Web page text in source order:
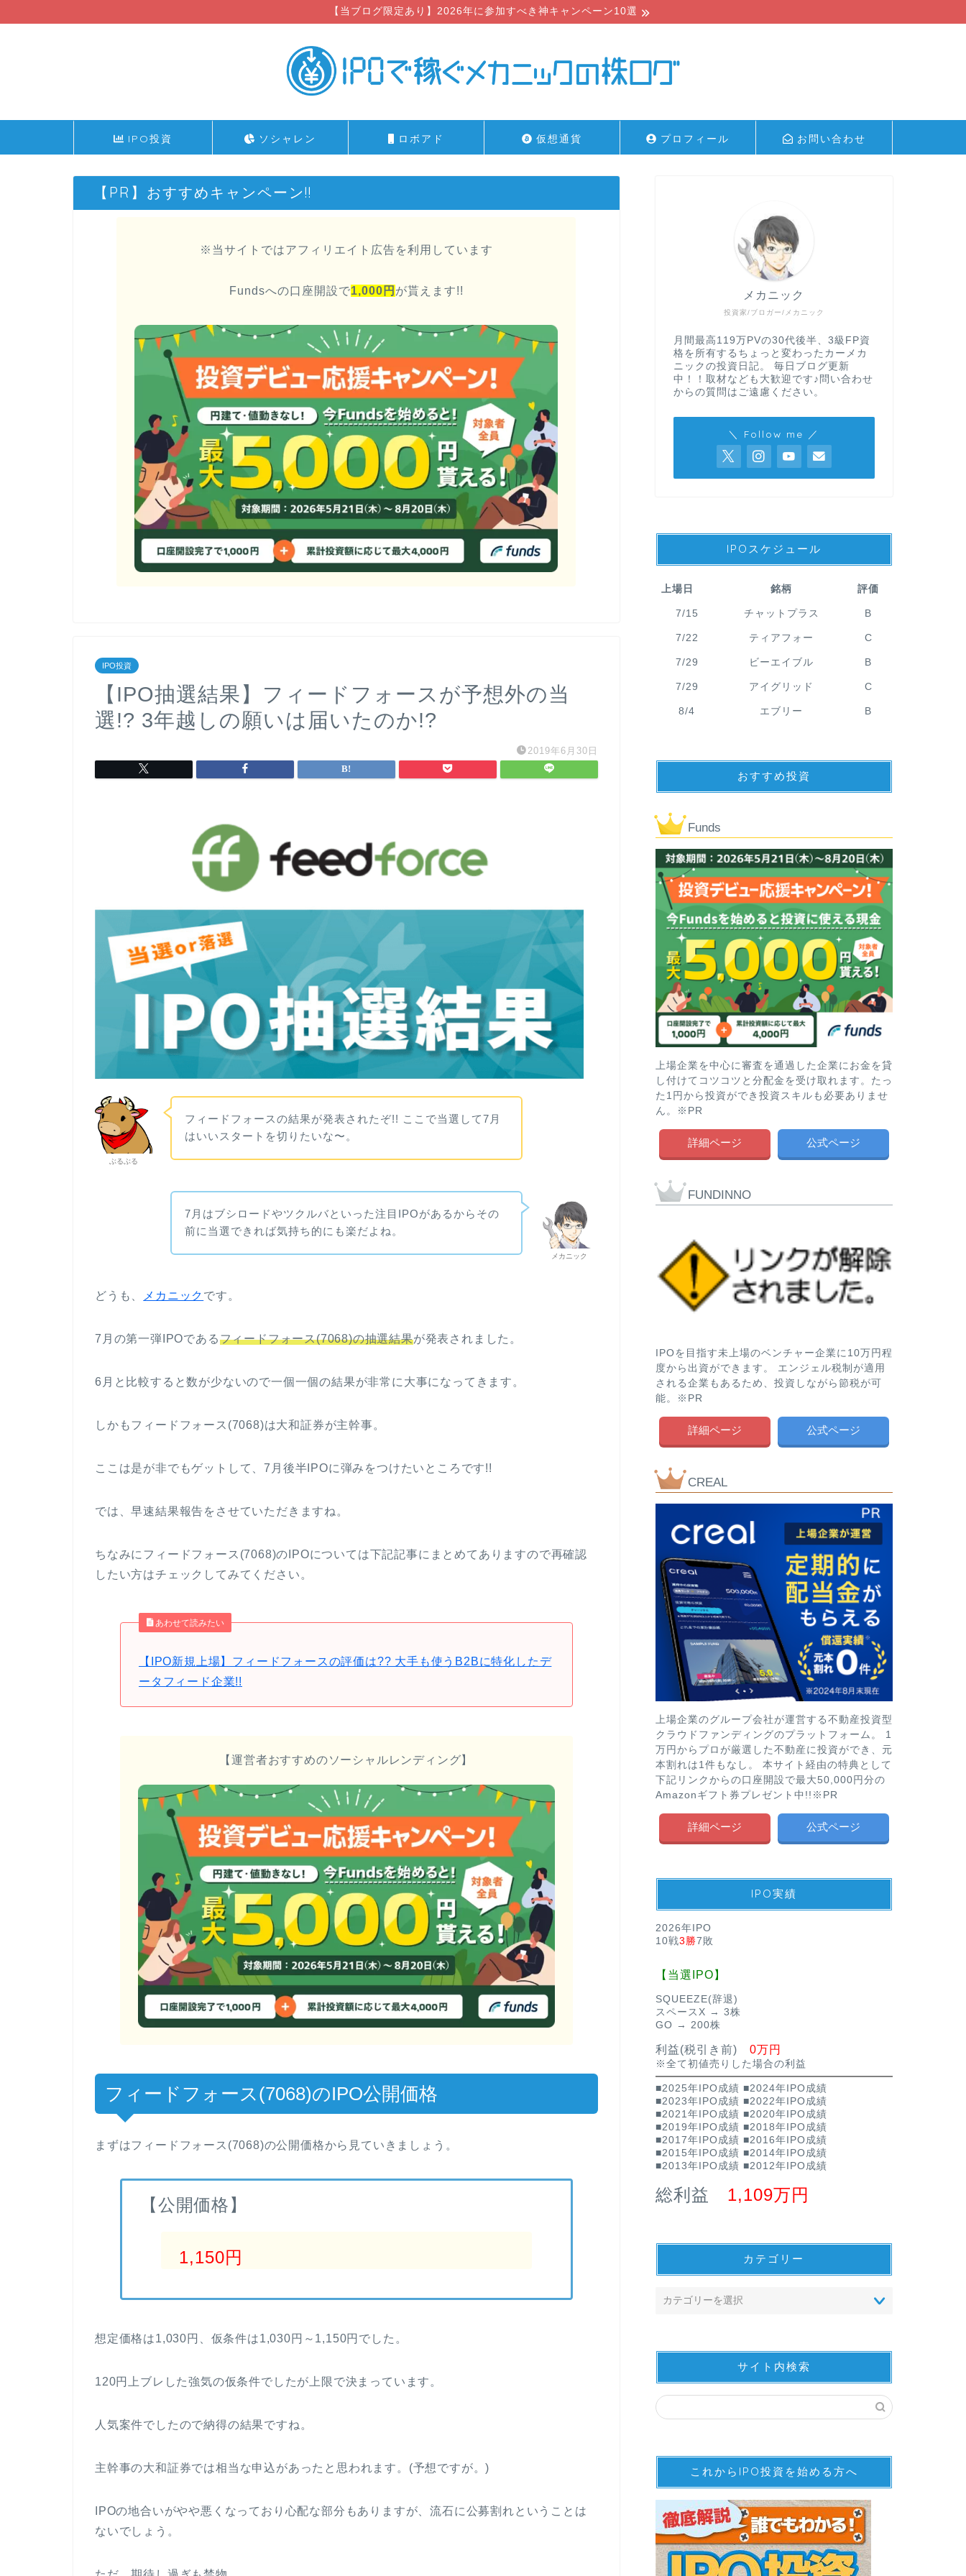
【当ブログ限定あり】2026年に参加すべき神キャンペーン10選
IPO投資 ソシャレン ロボアド 仮想通貨 プロフィール お問い合わせ
【PR】おすすめキャンペーン!!
※当サイトではアフィリエイト広告を利用しています
Fundsへの口座開設で1,000円 が貰えます!!
IPO投資
【IPO抽選結果】フィードフォースが予想外の当
選!? 3年越しの願いは届いたのか!?
2019年6月30日
ぶるぶる
フィードフォースの結果が発表されたぞ!! ここで当選して7月
はいいスタートを切りたいな〜。
メカニック
7月はブシロードやツクルバといった注目IPOがあるからその
前に当選できれば気持ち的にも楽だよね。
どうも、 メカニック です。
7月の第一弾IPOであるフィードフォース(7068)の抽選結果が発表されました。
6月と比較すると数が少ないので一個一個の結果が非常に大事になってきます。
しかもフィードフォース(7068)は大和証券が主幹事。
ここは是が非でもゲットして、7月後半IPOに弾みをつけたいところです!!
では、早速結果報告をさせていただきますね。
ちなみにフィードフォース(7068)のIPOについては下記記事にまとめてありますので再確認
したい方はチェックしてみてください。
あわせて読みたい
【IPO新規上場】フィードフォースの評価は?? 大手も使うB2Bに特化したデ
ータフィード企業!!
【運営者おすすめのソーシャルレンディング】
フィードフォース(7068)のIPO公開価格
まずはフィードフォース(7068)の公開価格から見ていきましょう。
【公開価格】
1,150円
想定価格は1,030円、仮条件は1,030円～1,150円でした。
120円上ブレした強気の仮条件でしたが上限で決まっています。
人気案件でしたので納得の結果ですね。
主幹事の大和証券では相当な申込があったと思われます。(予想ですが。)
IPOの地合いがやや悪くなっており心配な部分もありますが、流石に公募割れということは
ないでしょう。
投資家/ブロガー/メカニック
メカニック
月間最高119万PVの30代後半、3級FP資
格を所有するちょっと変わったカーメカ
ニックの投資日記。 毎日ブログ更新
中！！取材なども大歓迎です♪問い合わせ
からの質問はご遠慮ください。
＼ Follow me ／
IPOスケジュール
上場日 銘柄 評価
7/15 チャットプラス B
7/22 ティアフォー C
7/29 ビーエイブル B
7/29 アイグリッド C
8/4 エブリー B
おすすめ投資
Funds
上場企業を中心に審査を通過した企業にお金を貸
し付けてコツコツと分配金を受け取れます。たっ
た1円から投資ができ投資スキルも必要ありませ
ん。※PR
詳細ページ 公式ページ
FUNDINNO
IPOを目指す未上場のベンチャー企業に10万円程
度から出資ができます。 エンジェル税制が適用
される企業もあるため、投資しながら節税が可
能。※PR
詳細ページ 公式ページ
CREAL
上場企業のグループ会社が運営する不動産投資型
クラウドファンディングのプラットフォーム。 1
万円からプロが厳選した不動産に投資ができ、元
本割れは1件もなし。 本サイト経由の特典として
下記リンクからの口座開設で最大50,000円分の
Amazonギフト券プレゼント中!!※PR
詳細ページ 公式ページ
IPO実績
2026年IPO
10戦3勝7敗
【当選IPO】
SQUEEZE(辞退)
スペースX → 3株
GO → 200株
利益(税引き前) 0万円
※全て初値売りした場合の利益
■2025年IPO成績 ■2024年IPO成績
■2023年IPO成績 ■2022年IPO成績
■2021年IPO成績 ■2020年IPO成績
■2019年IPO成績 ■2018年IPO成績
■2017年IPO成績 ■2016年IPO成績
■2015年IPO成績 ■2014年IPO成績
■2013年IPO成績 ■2012年IPO成績
総利益 1,109万円
カテゴリー
サイト内検索
これからIPO投資を始める方へ